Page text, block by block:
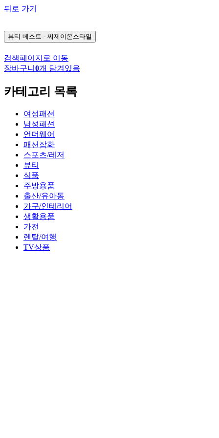
뒤로 가기
뷰티 베스트 - 씨제이온스타일
검색페이지로 이동
장바구니 0개 담겨있음
카테고리 목록
여성패션
남성패션
언더웨어
패션잡화
스포츠/레저
뷰티
식품
주방용품
출산/유아동
가구/인테리어
생활용품
가전
렌탈/여행
TV상품